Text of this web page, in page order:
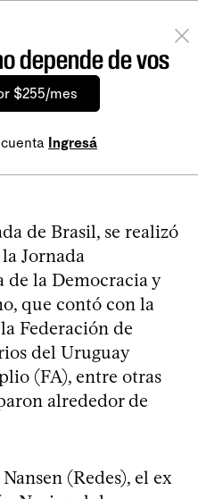
depende de vos
$255/mes
Ingresá
de Brasil, se realizó
Jornada
de la Democracia y
que contó con la
Federación de
del Uruguay
(FA), entre otras
alrededor de
(Redes), el ex